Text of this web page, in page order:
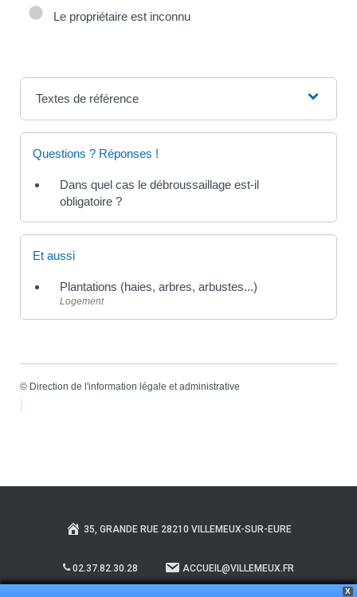
Le propriétaire est inconnu
Textes de référence
Questions ? Réponses !
Dans quel cas le débroussaillage est-il
obligatoire ?
Et aussi
Plantations (haies, arbres, arbustes...)
Logement
© Direction de l'information légale et administrative
35, GRANDE RUE 28210 VILLEMEUX-SUR-EURE
02.37.82.30.28 ACCUEIL@VILLEMEUX.FR
X